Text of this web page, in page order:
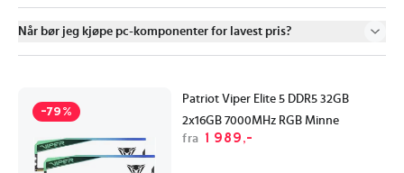
Når bør jeg kjøpe pc-komponenter for lavest pris?
-79%
Patriot Viper Elite 5 DDR5 32GB
2x16GB 7000MHz RGB Minne
fra 1 989,-